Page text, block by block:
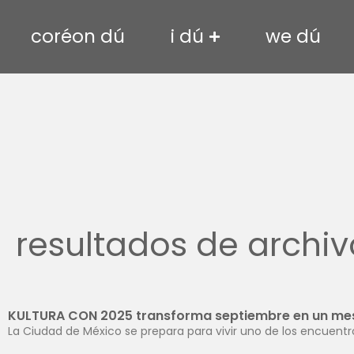
coréon dú i dú we dú
resultados de
KULTURA CON 2025 transforma septiembre en un
La Ciudad de México se prepara para vivir uno de los